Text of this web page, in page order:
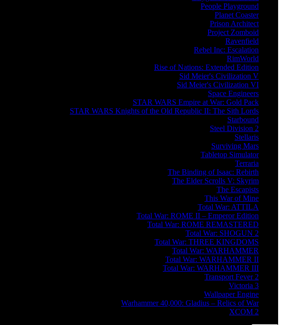
People Playground
Planet Coaster
Prison Architect
Project Zomboid
Ravenfield
Rebel Inc: Escalation
RimWorld
Rise of Nations: Extended Edition
Sid Meier's Civilization V
Sid Meier's Civilization VI
Space Engineers
STAR WARS Empire at War: Gold Pack
STAR WARS Knights of the Old Republic II: The Sith Lords
Starbound
Steel Division 2
Stellaris
Surviving Mars
Tabletop Simulator
Terraria
The Binding of Isaac: Rebirth
The Elder Scrolls V: Skyrim
The Escapists
This War of Mine
Total War: ATTILA
Total War: ROME II – Emperor Edition
Total War: ROME REMASTERED
Total War: SHOGUN 2
Total War: THREE KINGDOMS
Total War: WARHAMMER
Total War: WARHAMMER II
Total War: WARHAMMER III
Transport Fever 2
Victoria 3
Wallpaper Engine
Warhammer 40,000: Gladius – Relics of War
XCOM 2